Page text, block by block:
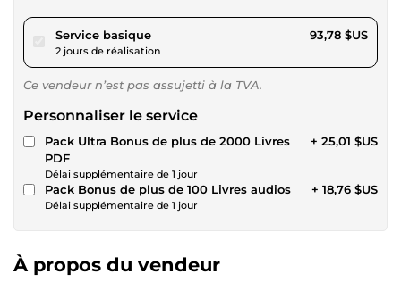
Service basiquepour 86,43 $US
2 jours de réalisation
93,78 $US
Ce vendeur n’est pas assujetti à la TVA.
Personnaliser le service
Pack Ultra Bonus de plus de 2000 Livres
PDF
Délai supplémentaire de 1 jour
+ 25,01 $US
Pack Bonus de plus de 100 Livres audios
Délai supplémentaire de 1 jour
+ 18,76 $US
À propos du vendeur